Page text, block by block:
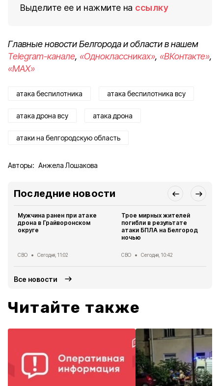
Выделите ее и нажмите на ссылку
Главные новости Белгорода и области в нашем
Telegram-канале, «Одноклассниках», «ВКонтакте»,
«MAX»
атака беспилотника атака беспилотника всу
атака дрона всу атака дрона
атаки на белгородскую область
Авторы: Анжела Лошакова
Последние новости
Мужчина ранен при атаке
дрона в Грайворонском
округе
СВО Сегодня, 11:02
Трое мирных жителей
погибли в результате
атаки БПЛА на Белгород
ночью
СВО Сегодня, 10:42
Все новости
Читайте также